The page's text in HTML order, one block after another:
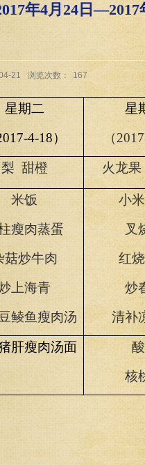
年4月24日—2017
21 浏览次数： 167
星期二
4-18）
星
（
梨 甜橙 火龙
米饭
瘦肉蒸蛋
菇炒牛肉
上海青
鲮鱼瘦肉汤
小
叉
红
炒
清补
肝瘦肉汤面
核